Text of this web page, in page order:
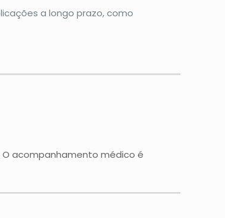
a longo prazo, como
O acompanhamento médico é